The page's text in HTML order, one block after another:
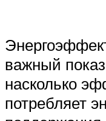
важный
насколько
потребляет